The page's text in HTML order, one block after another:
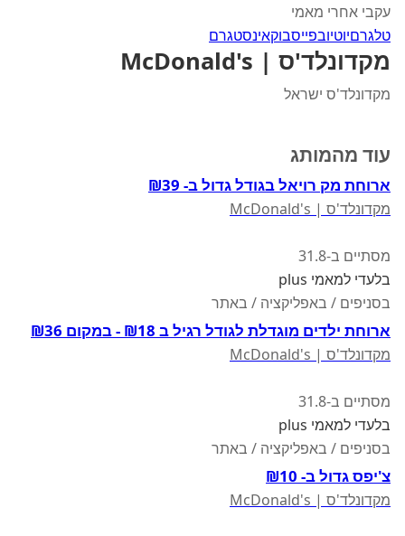
עקבי אחרי מאמי
טלגרםיוטיובפייסבוקאינסטגרם
מקדונלד'ס | McDonald's
מקדונלד'ס ישראל
עוד מהמותג
ארוחת מק רויאל בגודל גדול ב- ₪39
מקדונלד'ס | McDonald's
מסתיים ב-31.8
בלעדי למאמי plus
בסניפים / באפליקציה / באתר
ארוחת ילדים מוגדלת לגודל רגיל ב ₪18 - במקום ₪36
מקדונלד'ס | McDonald's
מסתיים ב-31.8
בלעדי למאמי plus
בסניפים / באפליקציה / באתר
צ'יפס גדול ב- ₪10
מקדונלד'ס | McDonald's